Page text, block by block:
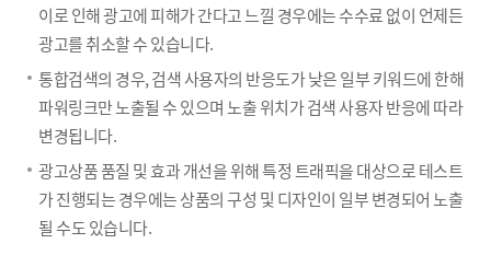
이로 인해 광고에 피해가 간다고 느낄 경우에는 수수료 없이 언제든
광고를 취소할 수 있습니다.
통합검색의 경우, 검색 사용자의 반응도가 낮은 일부 키워드에 한해
파워링크만 노출될 수 있으며 노출 위치가 검색 사용자 반응에 따라
변경됩니다.
광고상품 품질 및 효과 개선을 위해 특정 트래픽을 대상으로 테스트
가 진행되는 경우에는 상품의 구성 및 디자인이 일부 변경되어 노출
될 수도 있습니다.